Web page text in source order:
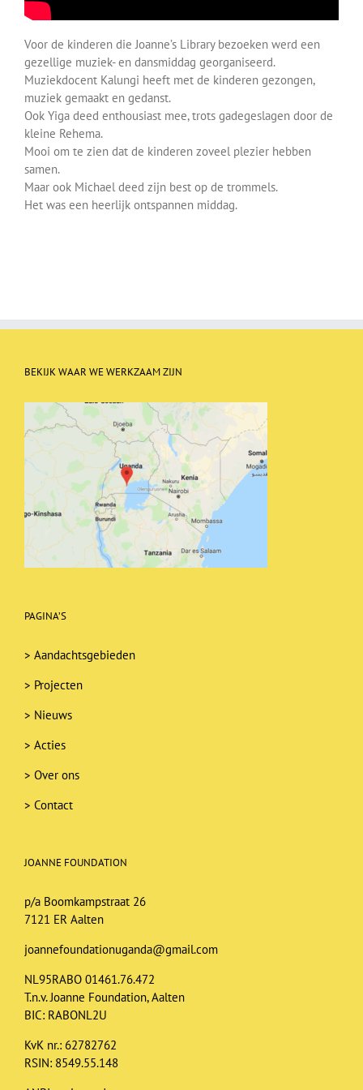
Over ons
Contact
Voor de kinderen die Joanne’s Library bezoeken werd een
gezellige muziek- en dansmiddag georganiseerd.
Muziekdocent Kalungi heeft met de kinderen gezongen,
muziek gemaakt en gedanst.
Ook Yiga deed enthousiast mee, trots gadegeslagen door de
kleine Rehema.
Mooi om te zien dat de kinderen zoveel plezier hebben
samen.
Maar ook Michael deed zijn best op de trommels.
Het was een heerlijk ontspannen middag.
BEKIJK WAAR WE WERKZAAM ZIJN
PAGINA’S
> Aandachtsgebieden
> Projecten
> Nieuws
> Acties
> Over ons
> Contact
JOANNE FOUNDATION
p/a Boomkampstraat 26
7121 ER Aalten
joannefoundationuganda@gmail.com
NL95RABO 01461.76.472
T.n.v. Joanne Foundation, Aalten
BIC: RABONL2U
KvK nr.: 62782762
RSIN: 8549.55.148